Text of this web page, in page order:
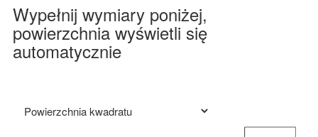
Wypełnij wymiary poniżej,
powierzchnia wyświetli się
automatycznie